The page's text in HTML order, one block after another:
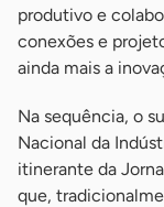
produtivo e
conexões e
ainda mais a
Na sequência, o
Nacional da
itinerante da
que,